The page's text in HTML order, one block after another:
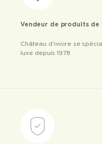
Vendeur de produits de
Château d’ivoire se
luxe depuis 1978